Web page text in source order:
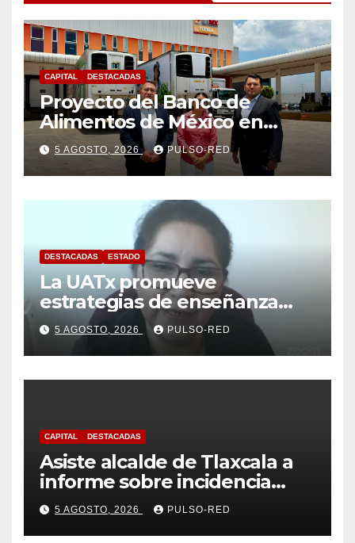
CAPITAL DESTACADAS
Proyecto del Banco de
Alimentos de México en
Tlaxcala avanza con trabajo
coordinado
5 AGOSTO, 2026 PULSO-RED
DESTACADAS ESTADO
La UATx promueve
estrategias de enseñanza
centradas en el contexto de
sus estudiantes
5 AGOSTO, 2026 PULSO-RED
CAPITAL DESTACADAS
Asiste alcalde de Tlaxcala a
informe sobre incidencia
delictiva refrenda trabajo
coordinado
5 AGOSTO, 2026 PULSO-RED